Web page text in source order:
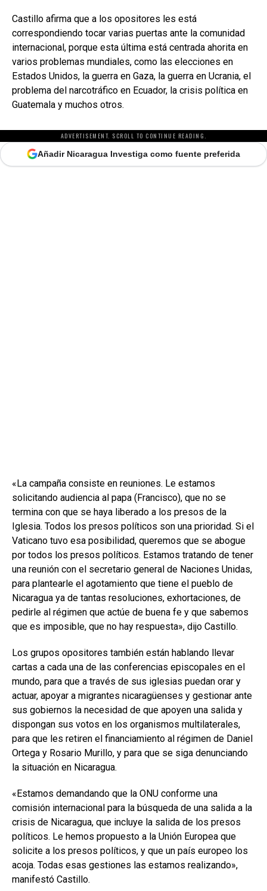
Castillo afirma que a los opositores les está
correspondiendo tocar varias puertas ante la comunidad
internacional, porque esta última está centrada ahorita en
varios problemas mundiales, como las elecciones en
Estados Unidos, la guerra en Gaza, la guerra en Ucrania, el
problema del narcotráfico en Ecuador, la crisis política en
Guatemala y muchos otros.
ADVERTISEMENT. SCROLL TO CONTINUE READING.
Añadir Nicaragua Investiga como fuente preferida
«La campaña consiste en reuniones. Le estamos
solicitando audiencia al papa (Francisco), que no se
termina con que se haya liberado a los presos de la
Iglesia. Todos los presos políticos son una prioridad. Si el
Vaticano tuvo esa posibilidad, queremos que se abogue
por todos los presos políticos. Estamos tratando de tener
una reunión con el secretario general de Naciones Unidas,
para plantearle el agotamiento que tiene el pueblo de
Nicaragua ya de tantas resoluciones, exhortaciones, de
pedirle al régimen que actúe de buena fe y que sabemos
que es imposible, que no hay respuesta», dijo Castillo.
Los grupos opositores también están hablando llevar
cartas a cada una de las conferencias episcopales en el
mundo, para que a través de sus iglesias puedan orar y
actuar, apoyar a migrantes nicaragüenses y gestionar ante
sus gobiernos la necesidad de que apoyen una salida y
dispongan sus votos en los organismos multilaterales,
para que les retiren el financiamiento al régimen de Daniel
Ortega y Rosario Murillo, y para que se siga denunciando
la situación en Nicaragua.
«Estamos demandando que la ONU conforme una
comisión internacional para la búsqueda de una salida a la
crisis de Nicaragua, que incluye la salida de los presos
políticos. Le hemos propuesto a la Unión Europea que
solicite a los presos políticos, y que un país europeo los
acoja. Todas esas gestiones las estamos realizando»,
manifestó Castillo.